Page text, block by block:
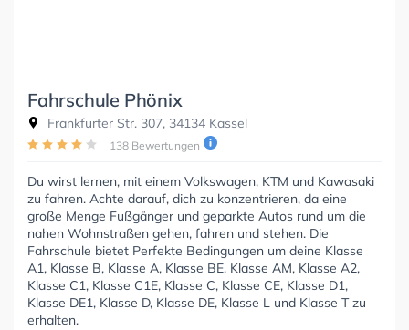
Fahrschule Phönix
Frankfurter Str. 307, 34134 Kassel
138 Bewertungen
Du wirst lernen, mit einem Volkswagen, KTM und Kawasaki
zu fahren. Achte darauf, dich zu konzentrieren, da eine
große Menge Fußgänger und geparkte Autos rund um die
nahen Wohnstraßen gehen, fahren und stehen. Die
Fahrschule bietet Perfekte Bedingungen um deine Klasse
A1, Klasse B, Klasse A, Klasse BE, Klasse AM, Klasse A2,
Klasse C1, Klasse C1E, Klasse C, Klasse CE, Klasse D1,
Klasse DE1, Klasse D, Klasse DE, Klasse L und Klasse T zu
erhalten.